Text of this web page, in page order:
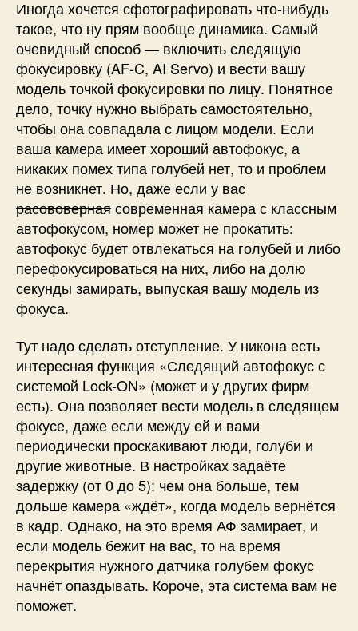
Иногда хочется сфотографировать что-нибудь
такое, что ну прям вообще динамика. Самый
очевидный способ — включить следящую
фокусировку (AF-C, AI Servo) и вести вашу
модель точкой фокусировки по лицу. Понятное
дело, точку нужно выбрать самостоятельно,
чтобы она совпадала с лицом модели. Если
ваша камера имеет хороший автофокус, а
никаких помех типа голубей нет, то и проблем
не возникнет. Но, даже если у вас
расововернаясовременная камера с классным
автофокусом, номер может не прокатить:
автофокус будет отвлекаться на голубей и либо
перефокусироваться на них, либо на долю
секунды замирать, выпуская вашу модель из
фокуса.
Тут надо сделать отступление. У никона есть
интересная функция «Следящий автофокус с
системой Lock-ON» (может и у других фирм
есть). Она позволяет вести модель в следящем
фокусе, даже если между ей и вами
периодически проскакивают люди, голуби и
другие животные. В настройках задаёте
задержку (от 0 до 5): чем она больше, тем
дольше камера «ждёт», когда модель вернётся
в кадр. Однако, на это время АФ замирает, и
если модель бежит на вас, то на время
перекрытия нужного датчика голубем фокус
начнёт опаздывать. Короче, эта система вам не
поможет.